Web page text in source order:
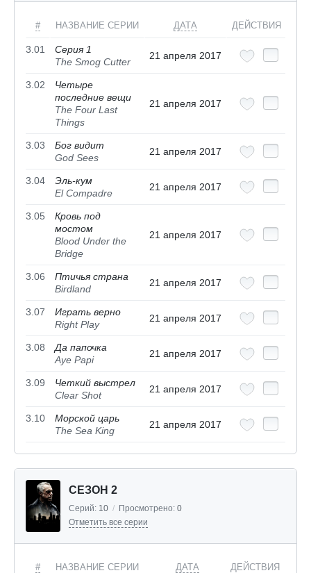
# НАЗВАНИЕ СЕРИИ ДАТА ДЕЙСТВИЯ
3.01
Серия 1
The Smog Cutter
21 апреля 2017
3.02
Четыре
последние вещи
The Four Last
Things
21 апреля 2017
3.03
Бог видит
God Sees
21 апреля 2017
3.04
Эль-кум
El Compadre
21 апреля 2017
3.05
Кровь под
мостом
Blood Under the
Bridge
21 апреля 2017
3.06
Птичья страна
Birdland
21 апреля 2017
3.07
Играть верно
Right Play
21 апреля 2017
3.08
Да папочка
Aye Papi
21 апреля 2017
3.09
Четкий выстрел
Clear Shot
21 апреля 2017
3.10
Морской царь
The Sea King
21 апреля 2017
СЕЗОН 2
Серий: 10 / Просмотрено: 0
Отметить все серии
# НАЗВАНИЕ СЕРИИ ДАТА ДЕЙСТВИЯ